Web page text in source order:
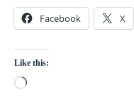
Facebook X
Like this:
Loading…